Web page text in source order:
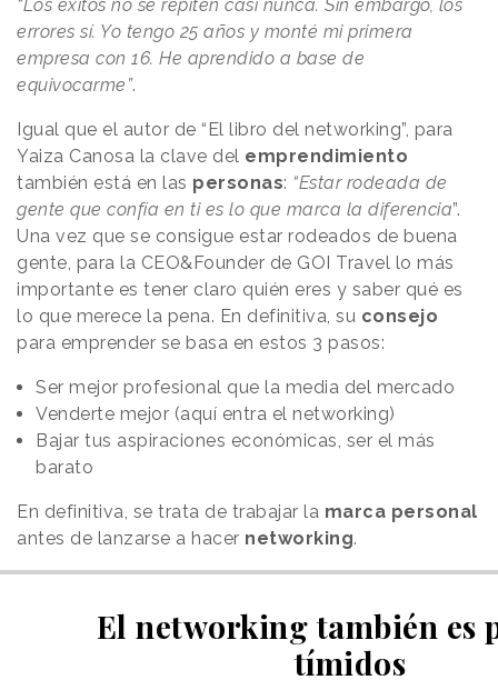
“Los éxitos no se repiten casi nunca. Sin embargo, los
errores sí. Yo tengo 25 años y monté mi primera
empresa con 16. He aprendido a base de
equivocarme”.
Igual que el autor de “El libro del networking”, para
Yaiza Canosa la clave del emprendimiento
también está en las personas: “Estar rodeada de
gente que confía en ti es lo que marca la diferencia”.
Una vez que se consigue estar rodeados de buena
gente, para la CEO&Founder de GOI Travel lo más
importante es tener claro quién eres y saber qué es
lo que merece la pena. En definitiva, su consejo
para emprender se basa en estos 3 pasos:
Ser mejor profesional que la media del mercado
Venderte mejor (aquí entra el networking)
Bajar tus aspiraciones económicas, ser el más
barato
En definitiva, se trata de trabajar la marca personal
antes de lanzarse a hacer networking.
El networking también es
tímidos